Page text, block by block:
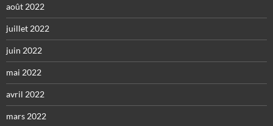
août 2022
juillet 2022
juin 2022
mai 2022
avril 2022
mars 2022